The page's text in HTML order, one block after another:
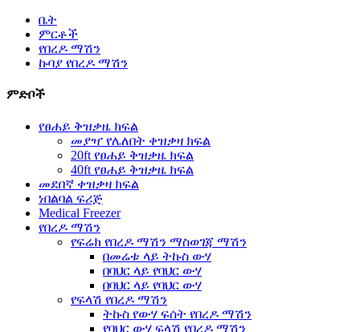
ቤት
ምርቶች
የበረዶ ማሽን
ኩባያ የበረዶ ማሽን
ምድቦች
የፀሐይ ቅዝቃዜ ክፍል
መያዣ የሌለበት ቀዝቃዛ ክፍል
20ft የፀሐይ ቅዝቃዜ ክፍል
40ft የፀሐይ ቅዝቃዜ ክፍል
መደበኛ ቀዝቃዛ ክፍል
ነበልባል ፍሪጅ
Medical Freezer
የበረዶ ማሽን
የፍሬክ የበረዶ ማሽን ማስወገጃ ማሽን
በመሬቱ ላይ ትኩስ ውሃ
በባህር ላይ የባህር ውሃ
በባህር ላይ የባህር ውሃ
የፍላሽ የበረዶ ማሽን
ትኩስ የውሃ ፍሰት የበረዶ ማሽን
የባህር ውሃ ፍላሽ የበረዶ ማሽን